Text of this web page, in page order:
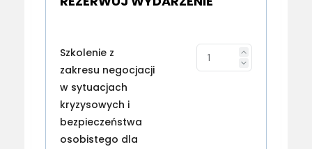
Szkolenie z
zakresu negocjacji
w sytuacjach
kryzysowych i
bezpieczeństwa
osobistego dla